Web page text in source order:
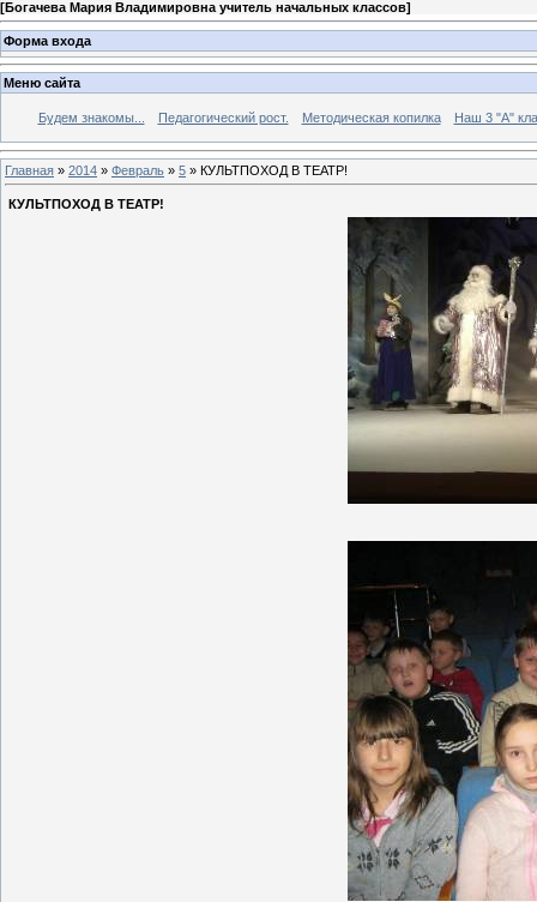
[Богачева Мария Владимировна учитель начальных классов]
Форма входа
Меню сайта
Будем знакомы... Педагогический рост. Методическая копилка Наш 3 "А"
Главная » 2014 » Февраль » 5 » КУЛЬТПОХОД В ТЕАТР!
КУЛЬТПОХОД В ТЕАТР!